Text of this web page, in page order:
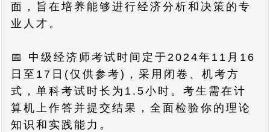
面，旨在培养能够进行经济分析和决策的专
业人才。
📅 中级经济师考试时间定于2024年11月16
日至17日(仅供参考)，采用闭卷、机考方
式，单科考试时长为1.5小时。考生需在计
算机上作答并提交结果，全面检验你的理论
知识和实践能力。